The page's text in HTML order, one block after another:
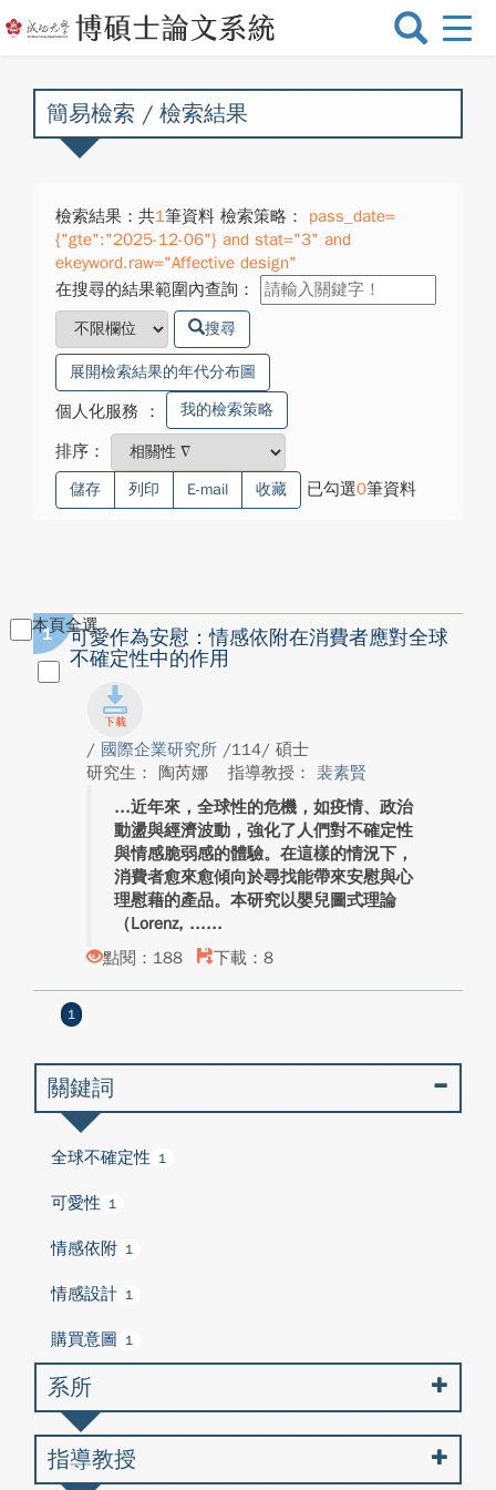
選
換
簡易檢索 / 檢索結果
檢索結果：共1筆資料 檢索策略：
pass_date=
{"gte":"2025-12-06"} and stat="3" and
ekeyword.raw="Affective design"
在搜尋的結果範圍內查詢：
搜尋
展開檢索結果的年代分布圖
個人化服務 ： 我的檢索策略
排序：
儲存 列印 E-mail 收藏 已勾選0筆資料
本頁全選
1
可愛作為安慰：情感依附在消費者應對全球
不確定性中的作用
/ 國際企業研究所 /114/ 碩士
研究生： 陶芮娜
指導教授： 裴素賢
近年來，全球性的危機，如疫情、政治
動盪與經濟波動，強化了人們對不確定性
與情感脆弱感的體驗。在這樣的情況下，
消費者愈來愈傾向於尋找能帶來安慰與心
理慰藉的產品。本研究以嬰兒圖式理論
（Lorenz, ...
點閱：188
下載：8
1
關鍵詞
全球不確定性 1
可愛性 1
情感依附 1
情感設計 1
購買意圖 1
系所
指導教授